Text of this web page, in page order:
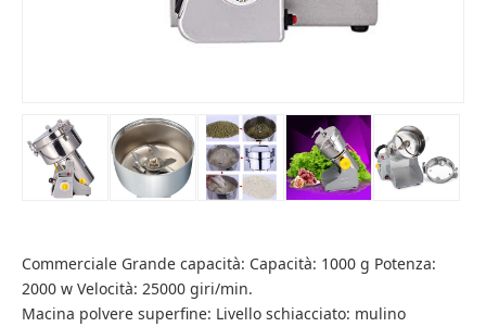
Commerciale Grande capacità: Capacità: 1000 g Potenza:
2000 w Velocità: 25000 giri/min.
Macina polvere superfine: Livello schiacciato: mulino